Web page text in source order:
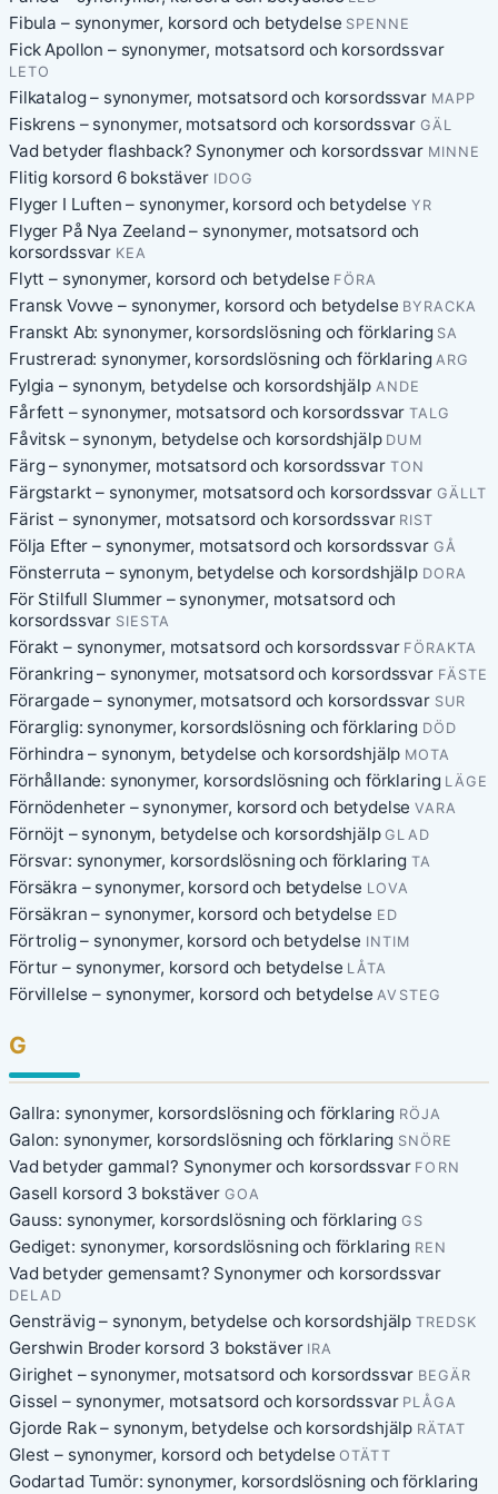
Fibula – synonymer, korsord och betydelse SPENNE
Fick Apollon – synonymer, motsatsord och korsordssvar
LETO
Filkatalog – synonymer, motsatsord och korsordssvar MAPP
Fiskrens – synonymer, motsatsord och korsordssvar GÄL
Vad betyder flashback? Synonymer och korsordssvar MINNE
Flitig korsord 6 bokstäver IDOG
Flyger I Luften – synonymer, korsord och betydelse YR
Flyger På Nya Zeeland – synonymer, motsatsord och
korsordssvar KEA
Flytt – synonymer, korsord och betydelse FÖRA
Fransk Vovve – synonymer, korsord och betydelse BYRACKA
Franskt Ab: synonymer, korsordslösning och förklaring SA
Frustrerad: synonymer, korsordslösning och förklaring ARG
Fylgia – synonym, betydelse och korsordshjälp ANDE
Fårfett – synonymer, motsatsord och korsordssvar TALG
Fåvitsk – synonym, betydelse och korsordshjälp DUM
Färg – synonymer, motsatsord och korsordssvar TON
Färgstarkt – synonymer, motsatsord och korsordssvar GÄLLT
Färist – synonymer, motsatsord och korsordssvar RIST
Följa Efter – synonymer, motsatsord och korsordssvar GÅ
Fönsterruta – synonym, betydelse och korsordshjälp DORA
För Stilfull Slummer – synonymer, motsatsord och
korsordssvar SIESTA
Förakt – synonymer, motsatsord och korsordssvar FÖRAKTA
Förankring – synonymer, motsatsord och korsordssvar FÄSTE
Förargade – synonymer, motsatsord och korsordssvar SUR
Förarglig: synonymer, korsordslösning och förklaring DÖD
Förhindra – synonym, betydelse och korsordshjälp MOTA
Förhållande: synonymer, korsordslösning och förklaring LÄGE
Förnödenheter – synonymer, korsord och betydelse VARA
Förnöjt – synonym, betydelse och korsordshjälp GLAD
Försvar: synonymer, korsordslösning och förklaring TA
Försäkra – synonymer, korsord och betydelse LOVA
Försäkran – synonymer, korsord och betydelse ED
Förtrolig – synonymer, korsord och betydelse INTIM
Förtur – synonymer, korsord och betydelse LÅTA
Förvillelse – synonymer, korsord och betydelse AVSTEG
G
Gallra: synonymer, korsordslösning och förklaring RÖJA
Galon: synonymer, korsordslösning och förklaring SNÖRE
Vad betyder gammal? Synonymer och korsordssvar FORN
Gasell korsord 3 bokstäver GOA
Gauss: synonymer, korsordslösning och förklaring GS
Gediget: synonymer, korsordslösning och förklaring REN
Vad betyder gemensamt? Synonymer och korsordssvar
DELAD
Gensträvig – synonym, betydelse och korsordshjälp TREDSK
Gershwin Broder korsord 3 bokstäver IRA
Girighet – synonymer, motsatsord och korsordssvar BEGÄR
Gissel – synonymer, motsatsord och korsordssvar PLÅGA
Gjorde Rak – synonym, betydelse och korsordshjälp RÄTAT
Glest – synonymer, korsord och betydelse OTÄTT
Godartad Tumör: synonymer, korsordslösning och förklaring